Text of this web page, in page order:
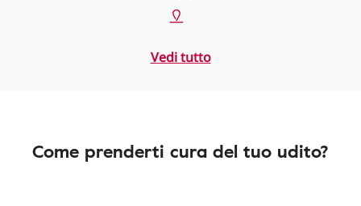
Vedi tutto
Come prenderti cura del tuo udito?